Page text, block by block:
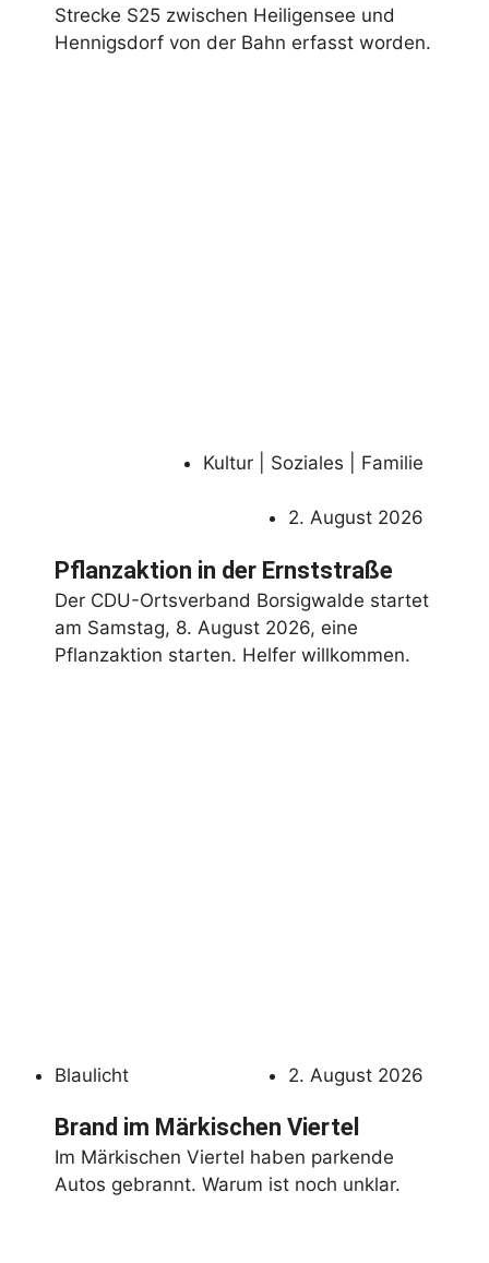
Strecke S25 zwischen Heiligensee und
Hennigsdorf von der Bahn erfasst worden.
2. August 2026
Kultur | Soziales | Familie
Pflanzaktion in der Ernststraße
Der CDU-Ortsverband Borsigwalde startet
am Samstag, 8. August 2026, eine
Pflanzaktion starten. Helfer willkommen.
2. August 2026
Blaulicht
Brand im Märkischen Viertel
Im Märkischen Viertel haben parkende
Autos gebrannt. Warum ist noch unklar.